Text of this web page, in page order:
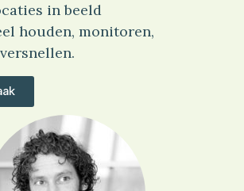
in beeld
houden, monitoren,